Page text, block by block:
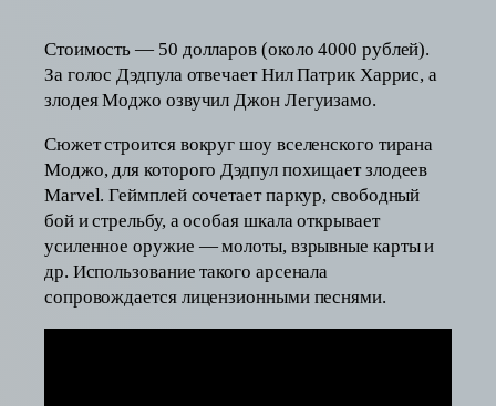
Стоимость — 50 долларов (около 4000 рублей).
За голос Дэдпула отвечает Нил Патрик Харрис, а
злодея Моджо озвучил Джон Легуизамо.
Сюжет строится вокруг шоу вселенского тирана
Моджо, для которого Дэдпул похищает злодеев
Marvel. Геймплей сочетает паркур, свободный
бой и стрельбу, а особая шкала открывает
усиленное оружие — молоты, взрывные карты и
др. Использование такого арсенала
сопровождается лицензионными песнями.